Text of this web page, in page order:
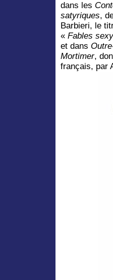
dans les
satyriques,
Barbieri, le
« Fables sexy
et dans
Mortimer,
français, par